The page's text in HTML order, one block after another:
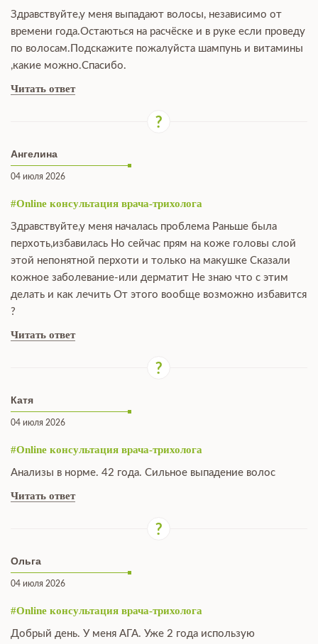
Здравствуйте,у меня выпадают волосы, независимо от
времени года.Остаються на расчёске и в руке если проведу
по волосам.Подскажите пожалуйста шампунь и витамины
,какие можно.Спасибо.
Читать ответ
Ангелина
04 июля 2026
#Online консультация врача-трихолога
Здравствуйте,у меня началась проблема Раньше была
перхоть,избавилась Но сейчас прям на коже головы слой
этой непонятной перхоти и только на макушке Сказали
кожное заболевание-или дерматит Не знаю что с этим
делать и как лечить От этого вообще возможно избавится
?
Читать ответ
Катя
04 июля 2026
#Online консультация врача-трихолога
Анализы в норме. 42 года. Сильное выпадение волос
Читать ответ
Ольга
04 июля 2026
#Online консультация врача-трихолога
Добрый день. У меня АГА. Уже 2 года использую